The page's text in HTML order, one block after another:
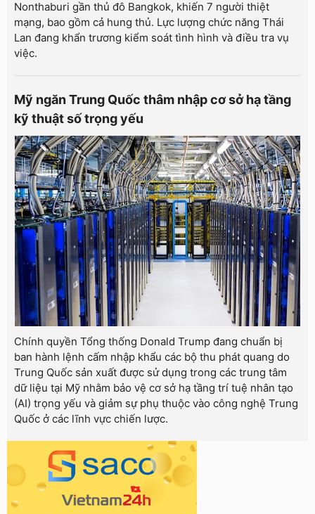
Nonthaburi gần thủ đô Bangkok, khiến 7 người thiệt
mạng, bao gồm cả hung thủ. Lực lượng chức năng Thái
Lan đang khẩn trương kiểm soát tình hình và điều tra vụ
việc.
Mỹ ngăn Trung Quốc thâm nhập cơ sở hạ tầng
kỹ thuật số trọng yếu
Chính quyền Tổng thống Donald Trump đang chuẩn bị
ban hành lệnh cấm nhập khẩu các bộ thu phát quang do
Trung Quốc sản xuất được sử dụng trong các trung tâm
dữ liệu tại Mỹ nhằm bảo vệ cơ sở hạ tầng trí tuệ nhân tạo
(AI) trọng yếu và giảm sự phụ thuộc vào công nghệ Trung
Quốc ở các lĩnh vực chiến lược.